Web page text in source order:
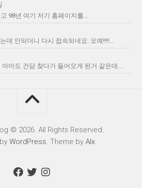
98년 여기 저기 홈페이지를...
데 안되더니 다시 접속되네요. 오예!!!!...
마도 건담 찾다가 들어오게 된거 같은데....
© 2026. All Rights Reserved.
WordPress. Theme by Alx.